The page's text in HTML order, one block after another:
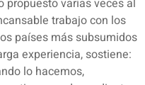
trabajo con los
países más subsumidos
experiencia, sostiene:
lo hacemos,